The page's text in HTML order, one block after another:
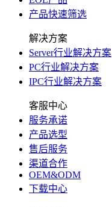
产品快速筛选
解决方案
Server行业解决方案
PC行业解决方案
IPC行业解决方案
客服中心
服务承诺
产品选型
售后服务
渠道合作
OEM&ODM
下载中心